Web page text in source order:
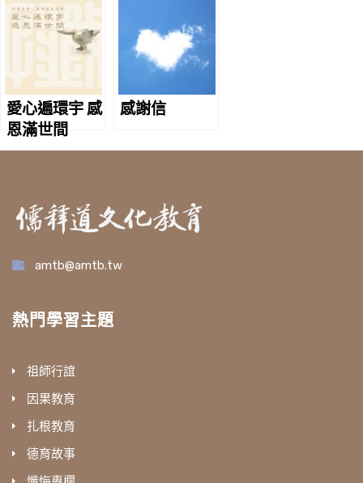
愛心遍環宇 感
恩滿世間
感謝信
amtb@amtb.tw
熱門學習主題
祖師行誼
因果教育
扎根教育
德育故事